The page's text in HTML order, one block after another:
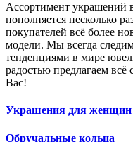
Ассортимент украшений
пополняется несколько
покупателей всё более
модели. Мы всегда
тенденциями в мире
радостью предлагаем всё
Вас!
Украшения для женщин
Обручальные кольца